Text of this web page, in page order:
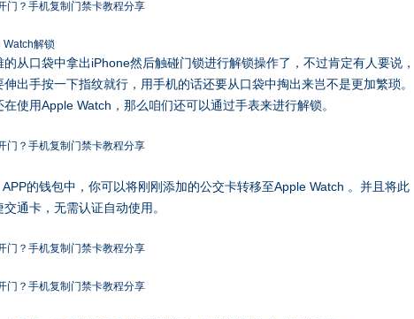
解锁
从口袋中拿出iPhone然后触碰门锁进行解锁操作了，不过肯定有人要说，
出手按一下指纹就行，用手机的话还要从口袋中掏出来岂不是更加繁琐。
使用Apple Watch，那么咱们还可以通过手表来进行解锁。
的钱包中，你可以将刚刚添加的公交卡转移至Apple Watch 。并且将此
通卡，无需认证自动使用。